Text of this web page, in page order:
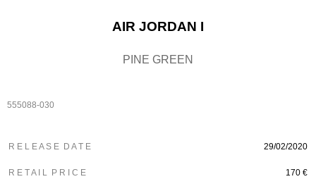
AIR JORDAN I
PINE GREEN
555088-030
R E L E A S E D A T E 29/02/2020
R E T A I L P R I C E 170 €